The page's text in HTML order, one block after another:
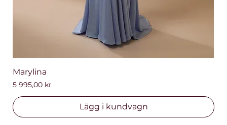
Marylina
Pris
5 995,00 kr
Lägg i kundvagn